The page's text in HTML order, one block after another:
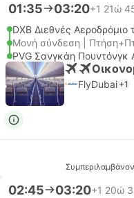
01:35 03:20+1 21ώ
DXB Διεθνές Αεροδρόμιο
Μονή σύνδεση |
PVG Σανγκάη Πουντόνγκ
FlyDubai +1
02:45 03:20+1 20ώ